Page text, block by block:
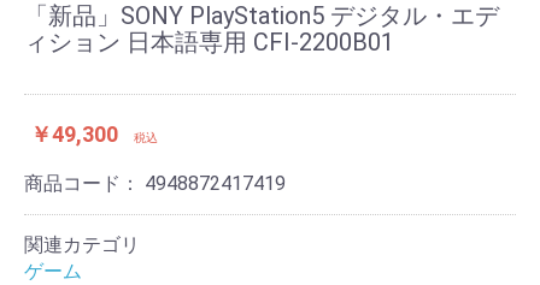
「新品」SONY PlayStation5 デジタル・エデ
ィション 日本語専用 CFI-2200B01
￥49,300 税込
商品コード： 4948872417419
関連カテゴリ
ゲーム